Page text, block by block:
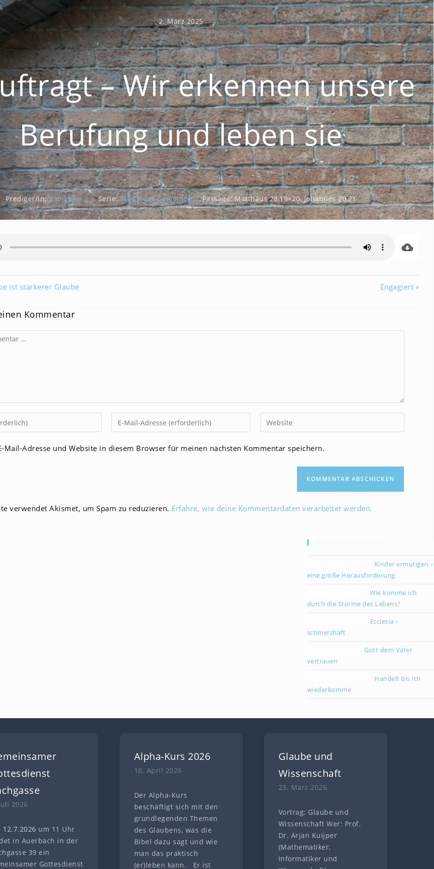
2. März 2025
– Wir erkennen unsere
Berufung und leben sie
Prediger/in: Simon Jung Serie: Werte der Gemeinde Passage: Matthäus 28,19+20, Johannes 20,21
ist stärkerer Glaube Engagiert »
Kommentar
Gib
deine
Gib
deine
Mail-Adresse und Website in diesem Browser für meinen nächsten Kommentar speichern.
verwendet Akismet, um Spam zu reduzieren. Erfahre, wie deine Kommentardaten verarbeitet werden.
Kinder ermutigen –
eine große Herausforderung
zuWie komme ich
durch die Stürme des Lebens?
Ecclesia –
schmerzhaft
zuGott dem Vater
vertrauen
Handelt bis ich
wiederkomme
2026
12.7.2026 um 11 Uhr
in Auerbach in der
39 ein
Gottesdienst
Alpha-Kurs 2026
18. April 2026
Der Alpha-Kurs
beschäftigt sich mit den
grundlegenden Themen
des Glaubens, was die
Bibel dazu sagt und wie
man das praktisch
(er)leben kann. Er ist
Glaube und
Wissenschaft
23. März 2026
Vortrag: Glaube und
Wissenschaft Wer: Prof.
Dr. Arjan Kuijper
(Mathematiker,
Informatiker und